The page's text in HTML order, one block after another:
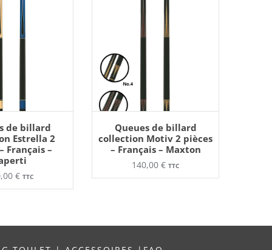
Ce
produit
a
plusieurs
variations.
options
peuvent
page
produit
de billard
Estrella 2
Français –
€ TTC
Ce
produit
a
plusieurs
variations.
Les
options
page
produit
Queues de billard
collection Motiv 2 pièces
– Français – Maxton
140,00 € TTC